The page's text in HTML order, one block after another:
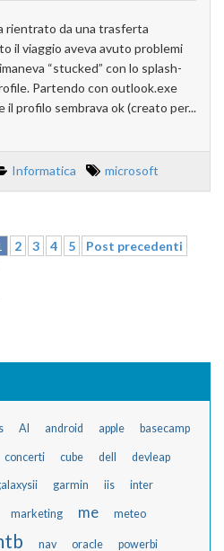
rientrato da una trasferta
il viaggio aveva avuto problemi
“stucked” con lo splash-
Partendo con outlook.exe
il profilo sembrava ok (creato per...
Informatica microsoft
2 3 4 5 Post precedenti
AI android apple basecamp
concerti cube dell devleap
garmin iis inter
marketing me meteo
nav oracle powerbi